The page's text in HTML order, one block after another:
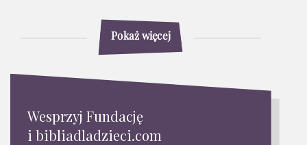
Pokaż więcej
Wesprzyj Fundację
i bibliadladzieci.com